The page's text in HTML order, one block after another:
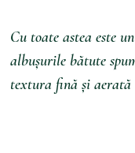
Cu toate astea este
albușurile bătute
textura fină și